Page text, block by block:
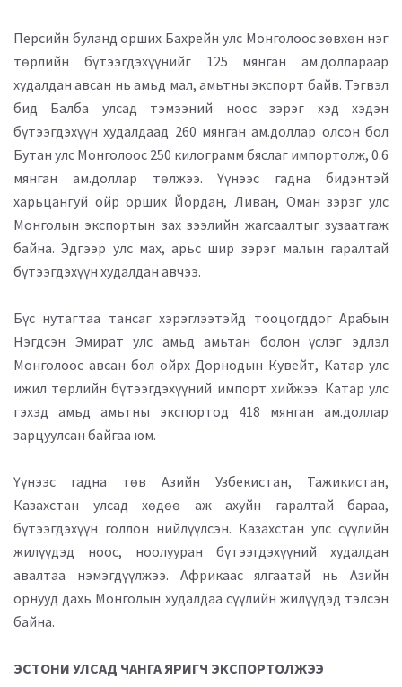
Персийн буланд орших Бахрейн улс Монголоос зөвхөн нэг
төрлийн бүтээгдэхүүнийг 125 мянган ам.доллараар
худалдан авсан нь амьд мал, амьтны экспорт байв. Тэгвэл
бид Балба улсад тэмээний ноос зэрэг хэд хэдэн
бүтээгдэхүүн худалдаад 260 мянган ам.доллар олсон бол
Бутан улс Монголоос 250 килограмм бяслаг импортолж, 0.6
мянган ам.доллар төлжээ. Үүнээс гадна бидэнтэй
харьцангуй ойр орших Йордан, Ливан, Оман зэрэг улс
Монголын экспортын зах зээлийн жагсаалтыг зузаатгаж
байна. Эдгээр улс мах, арьс шир зэрэг малын гаралтай
бүтээгдэхүүн худалдан авчээ.
Бүс нутагтаа тансаг хэрэглээтэйд тооцогддог Арабын
Нэгдсэн Эмират улс амьд амьтан болон үслэг эдлэл
Монголоос авсан бол ойрх Дорнодын Кувейт, Катар улс
ижил төрлийн бүтээгдэхүүний импорт хийжээ. Катар улс
гэхэд амьд амьтны экспортод 418 мянган ам.доллар
зарцуулсан байгаа юм.
Үүнээс гадна төв Азийн Узбекистан, Тажикистан,
Казахстан улсад хөдөө аж ахуйн гаралтай бараа,
бүтээгдэхүүн голлон нийлүүлсэн. Казахстан улс сүүлийн
жилүүдэд ноос, ноолууран бүтээгдэхүүний худалдан
авалтаа нэмэгдүүлжээ. Африкаас ялгаатай нь Азийн
орнууд дахь Монголын худалдаа сүүлийн жилүүдэд тэлсэн
байна.
ЭСТОНИ УЛСАД ЧАНГА ЯРИГЧ ЭКСПОРТОЛЖЭЭ